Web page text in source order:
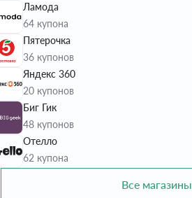
Ламода
64 купона
Пятерочка
36 купонов
Яндекс 360
20 купонов
Биг Гик
48 купонов
Отелло
62 купона
Все магазины